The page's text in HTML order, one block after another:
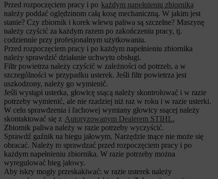
Przed rozpoczęciem pracy i po każdym napełnieniu zbiornika
należy poddać oględzinom całą kosę mechaniczną. W jakim jest
stanie? Czy zbiornik i korek wlewu paliwa są szczelne? Maszynę
należy czyścić za każdym razem po zakończeniu pracy, tj.
codziennie przy profesjonalnym użytkowaniu.
Przed rozpoczęciem pracy i po każdym napełnieniu zbiornika
należy sprawdzić działanie uchwytu obsługi.
Filtr powietrza należy czyścić w zależności od potrzeb, a w
szczególności w przypadku usterek. Jeśli filtr powietrza jest
uszkodzony, należy go wymienić.
Jeśli wystąpi usterka, głowicę ssącą należy skontrolować i w razie
potrzeby wymienić, ale nie rzadziej niż raz w roku i w razie usterki.
W celu sprawdzenia i fachowej wymiany głowicy ssącej należy
skontaktować się z Autoryzowanym Dealerem STIHL.
Zbiornik paliwa należy w razie potrzeby wyczyścić.
Sprawdź gaźnik na biegu jałowym. Narzędzie tnące nie może się
obracać. Należy to sprawdzać przed rozpoczęciem pracy i po
każdym napełnieniu zbiornika. W razie potrzeby można
wyregulować bieg jałowy.
Aby iskry mogły przeskakiwać: w razie usterek należy